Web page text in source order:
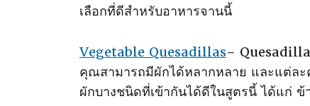
เลือกที่ดีสําหรับอาหารจานนี้
Vegetable Quesadillas–
คุณสามารถมีผักได้หลากหลาย และแต่ละ
ผักบางชนิดที่เข้ากันได้ดีในสูตรนี้ ได้แก่